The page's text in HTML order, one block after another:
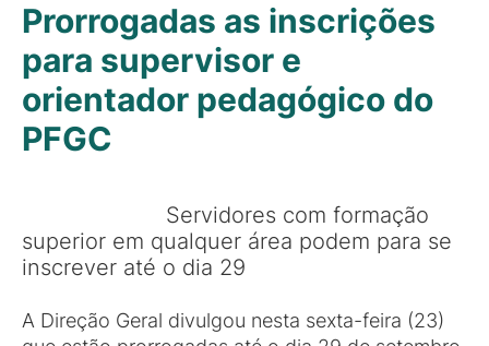
Prorrogadas as inscrições
para supervisor e
orientador pedagógico do
PFGC
Servidores com formação
superior em qualquer área podem para se
inscrever até o dia 29
A Direção Geral divulgou nesta sexta-feira (23)